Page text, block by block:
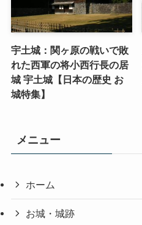
宇土城：関ヶ原の戦いで敗
れた西軍の将小西行長の居
城 宇土城【日本の歴史 お
城特集】
メニュー
ホーム
お城・城跡